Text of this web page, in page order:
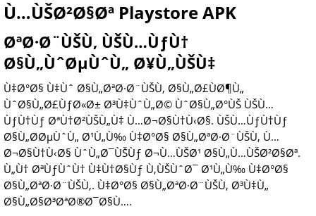
Ù…ÙŠØ²Ø§Øª Playstore APK
ØªØ·Ø¨ÙŠÙ‚ ÙŠÙ…ÙƒÙ†
Ø§Ù„ÙˆØµÙˆÙ„ Ø¥Ù„ÙŠÙ‡
Ù‡Ø°Ø§ Ù‡Ùˆ Ø§Ù„ØªØ·Ø¨ÙŠÙ‚ Ø§Ù„Ø£ÙØ¶Ù„
ÙˆØ§Ù„Ø£ÙƒØ«Ø± Ø³Ù‡ÙˆÙ„Ø© ÙˆØ§Ù„Ø°ÙŠ ÙŠÙ…
ÙƒÙ†Ùƒ ØªÙ†Ø²ÙŠÙ„Ù‡ Ù…Ø¬Ø§Ù†Ù‹Ø§. ÙŠÙ…ÙƒÙ†Ùƒ
Ø§Ù„Ø­ØµÙˆÙ„ Ø¹Ù„Ù‰ Ù‡Ø°Ø§ Ø§Ù„ØªØ·Ø¨ÙŠÙ‚ Ù…
Ø¬Ø§Ù†Ù‹Ø§ ÙˆÙ„Ø¯ÙŠÙƒ Ø¬Ù…ÙŠØ¹ Ø§Ù„Ù…ÙŠØ²Ø§Øª.
Ù„Ù† ØªÙƒÙˆÙ† Ù‡Ù†Ø§Ùƒ Ù‚ÙŠÙˆØ¯ Ø¹Ù„Ù‰ Ù‡Ø°Ø§
Ø§Ù„ØªØ·Ø¨ÙŠÙ‚. Ù‡Ø°Ø§ Ø§Ù„ØªØ·Ø¨ÙŠÙ‚ Ø³Ù‡Ù„
Ø§Ù„Ø§Ø³ØªØ®Ø¯Ø§Ù….